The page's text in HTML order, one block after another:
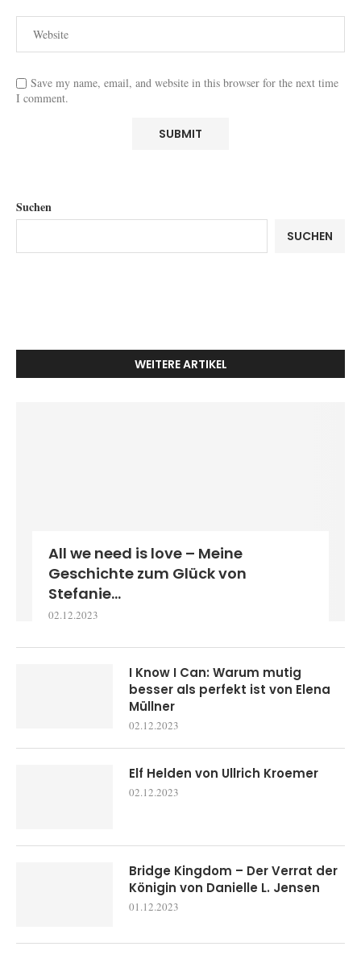
Save my name, email, and website in this browser for the next time
I comment.
Suchen
SUCHEN
WEITERE ARTIKEL
All we need is love – Meine
Geschichte zum Glück von
Stefanie...
02.12.2023
I Know I Can: Warum mutig
besser als perfekt ist von Elena
Müllner
02.12.2023
Elf Helden von Ullrich Kroemer
02.12.2023
Bridge Kingdom – Der Verrat der
Königin von Danielle L. Jensen
01.12.2023